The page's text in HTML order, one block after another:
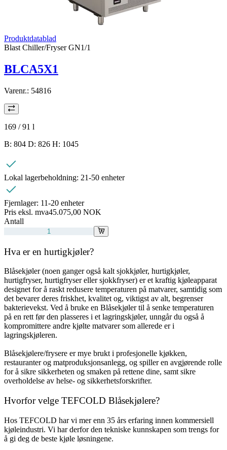
Produktdatablad
Blast Chiller/Fryser GN1/1
BLCA5X1
Varenr.: 54816
169 / 91 l
B: 804 D: 826 H: 1045
Lokal lagerbeholdning: 21-50 enheter
Fjernlager: 11-20 enheter
Pris eksl. mva45.075,00 NOK
Antall
Hva er en hurtigkjøler?
Blåsekjøler (noen ganger også kalt sjokkjøler, hurtigkjøler,
hurtigfryser, hurtigfryser eller sjokkfryser) er et kraftig kjøleapparat
designet for å raskt redusere temperaturen på matvarer, samtidig som
det bevarer deres friskhet, kvalitet og, viktigst av alt, begrenser
bakterievekst. Ved å bruke en Blåsekjøler til å senke temperaturen
på en rett før den plasseres i et lagringskjøler, unngår du også å
kompromittere andre kjølte matvarer som allerede er i
lagringskjøleren.
Blåsekjølere/frysere er mye brukt i profesjonelle kjøkken,
restauranter og matproduksjonsanlegg, og spiller en avgjørende rolle
for å sikre sikkerheten og smaken på rettene dine, samt sikre
overholdelse av helse- og sikkerhetsforskrifter.
Hvorfor velge TEFCOLD Blåsekjølere?
Hos TEFCOLD har vi mer enn 35 års erfaring innen kommersiell
kjøleindustri. Vi har derfor den tekniske kunnskapen som trengs for
å gi deg de beste kjøle løsningene.